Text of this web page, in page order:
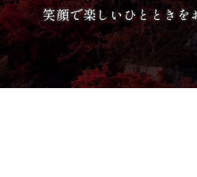
か
選
笑顔で楽しいひとときを